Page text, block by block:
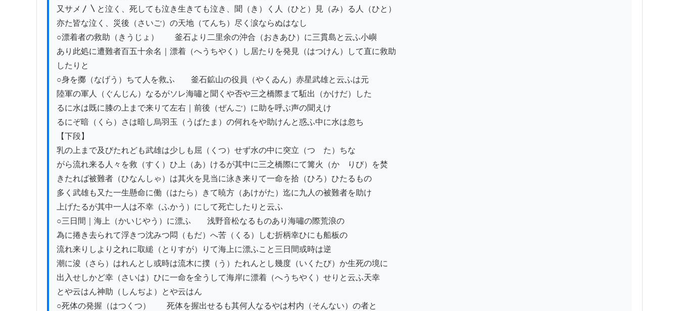
又サメ〳〵と泣く、死しても泣き生きても泣き、聞（き）く人（ひと）見（み）る人（ひと）
亦た皆な泣く、災後（さいご）の天地（てんち）尽く涙ならぬはなし
○漂着者の救助（きうじょ）　　釜石より二里余の沖合（おきあひ）に三貫島と云ふ小嶼
あり此処に遭難者百五十余名｜漂着（へうちやく）し居たりを発見（はつけん）して直に救助
したりと
○身を擲（なげう）ちて人を救ふ　　釜石鉱山の役員（やくゐん）赤星武雄と云ふは元
陸軍の軍人（ぐんじん）なるがソレ海嘯と聞くや否や三之橋際まて駈出（かけだ）した
るに水は既に膝の上まで来りて左右｜前後（ぜんご）に助を呼ぶ声の聞えけ
るにぞ暗（くら）さは暗し烏羽玉（うばたま）の何れをや助けんと惑ふ中に水は忽ち
【下段】
乳の上まで及びたれども武雄は少しも屈（くつ）せず水の中に突立（つゝた）ちな
がら流れ来る人々を救（すく）ひ上（あ）けるが其中に三之橋際にて篝火（かゞりび）を焚
きたれば被難者（ひなんしゃ）は其火を見当に泳き来りて一命を拾（ひろ）ひたるもの
多く武雄も又た一生懸命に働（はたら）きて暁方（あけがた）迄に九人の被難者を助け
上げたるが其中一人は不幸（ふかう）にして死亡したりと云ふ
○三日間｜海上（かいじやう）に漂ふ　　浅野音松なるものあり海嘯の際荒浪の
為に捲き去られて浮きつ沈みつ悶（もだ）へ苦（くる）しむ折柄幸ひにも船板の
流れ来りしより之れに取縋（とりすが）りて海上に漂ふこと三日間或時は逆
潮に浚（さら）はれんとし或時は流木に撲（う）たれんとし幾度（いくたび）か生死の境に
出入せしかど幸（さいは）ひに一命を全うして海岸に漂着（へうちやく）せりと云ふ天幸
とや云はん神助（しんぢよ）とや云はん
○死体の発握（はつくつ）　　死体を握出せるも其何人なるやは村内（そんない）の者と